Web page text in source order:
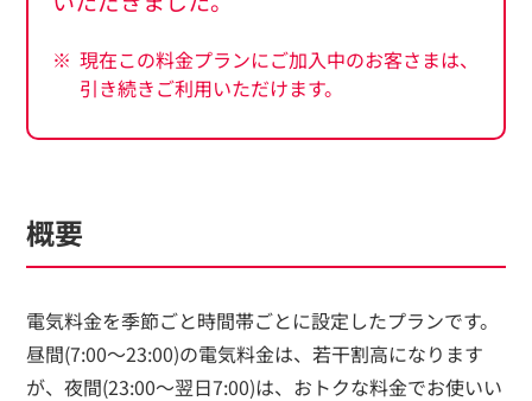
現在この料金プランにご加入中のお客さまは、
引き続きご利用いただけます。
概要
電気料金を季節ごと時間帯ごとに設定したプランです。
昼間(7:00～23:00)の電気料金は、若干割高になります
が、夜間(23:00～翌日7:00)は、おトクな料金でお使いい